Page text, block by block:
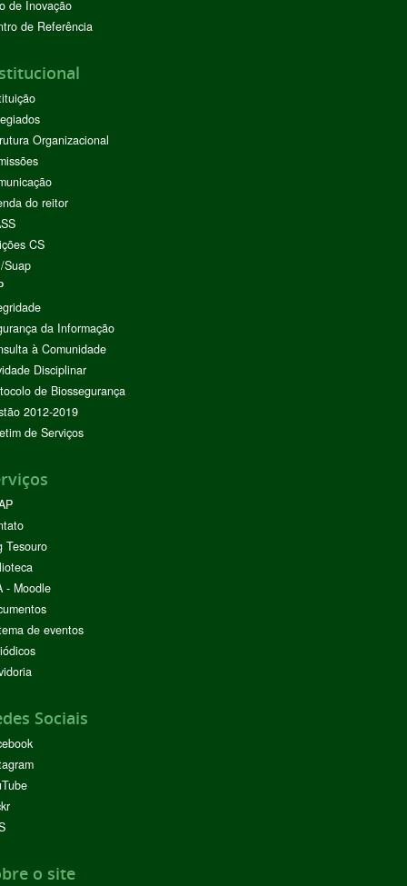
de Inovação
de Referência
Organizacional
do reitor
CS
Suap
da Informação
à Comunidade
Disciplinar
de Biossegurança
2012-2019
de Serviços
Tesouro
- Moodle
de eventos
Sociais
o site